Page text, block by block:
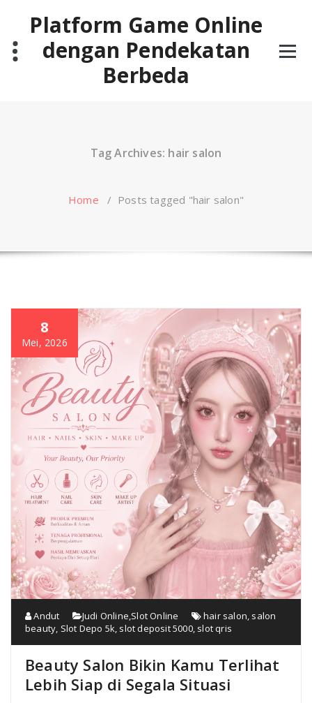
contentPlatform Game Online
dengan Pendekatan
Berbeda
Tag Archives: hair salon
Home / Posts tagged "hair salon"
8
Mei, 2026
Andut Judi Online Slot Online hair salon salon
beauty Slot Depo 5k slot deposit 5000, slot qris
Beauty Salon Bikin Kamu Terlihat
Lebih Siap di Segala Situasi